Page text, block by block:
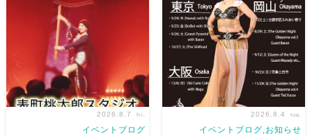
2026.8.7 fri.
イベントブログ
2026.8.4 tue.
イベントブログ,お知らせ